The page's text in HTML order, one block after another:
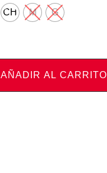
CH M G
AÑADIR AL CARRITO